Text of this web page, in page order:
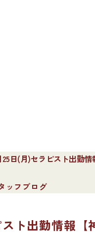
日(月)セラピスト出勤情
ッフブログ
ト出勤情報【